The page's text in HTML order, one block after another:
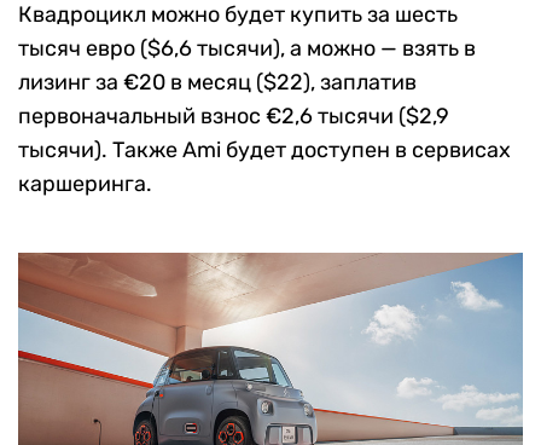
Квадроцикл можно будет купить за шесть
тысяч евро ($6,6 тысячи), а можно — взять в
лизинг за €20 в месяц ($22), заплатив
первоначальный взнос €2,6 тысячи ($2,9
тысячи). Также Ami будет доступен в сервисах
каршеринга.